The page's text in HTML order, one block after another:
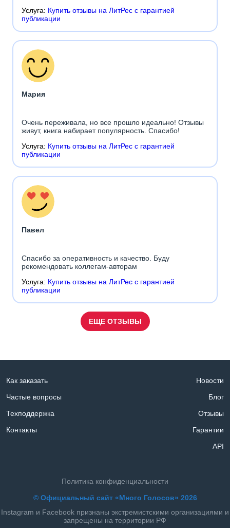
Услуга: Купить отзывы на ЛитРес с гарантией
публикации
Мария
Очень переживала, но все прошло идеально! Отзывы
живут, книга набирает популярность. Спасибо!
Услуга: Купить отзывы на ЛитРес с гарантией
публикации
Павел
Спасибо за оперативность и качество. Буду
рекомендовать коллегам-авторам
Услуга: Купить отзывы на ЛитРес с гарантией
публикации
ЕЩЕ ОТЗЫВЫ
Как заказать
Частые вопросы
Техподдержка
Контакты
Новости
Блог
Отзывы
Гарантии
API
Политика конфиденциальности
© Официальный сайт «Много Голосов» 2026
Instagram и Facebook признаны экстремистскими организациями и
запрещены на территории РФ